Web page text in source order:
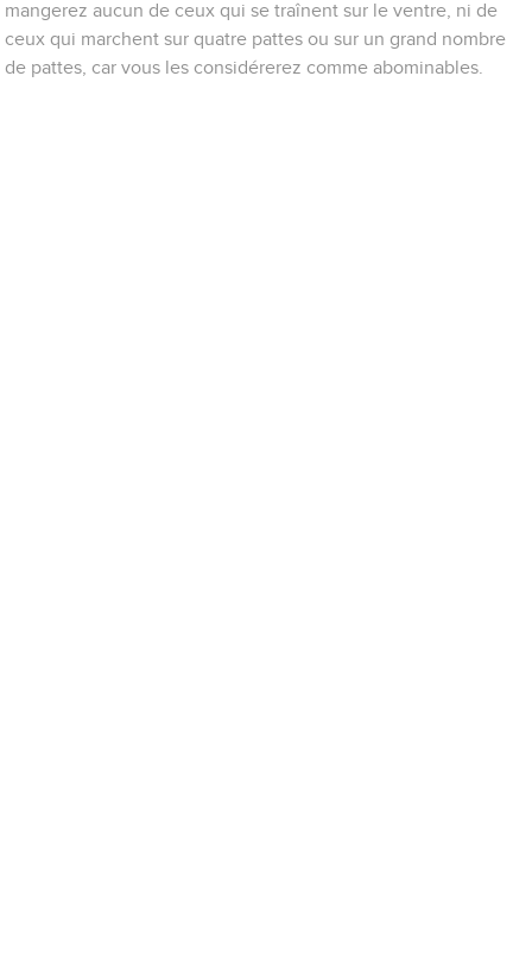
mangerez aucun de ceux qui se traînent sur le ventre, ni de
ceux qui marchent sur quatre pattes ou sur un grand nombre
de pattes, car vous les considérerez comme abominables.